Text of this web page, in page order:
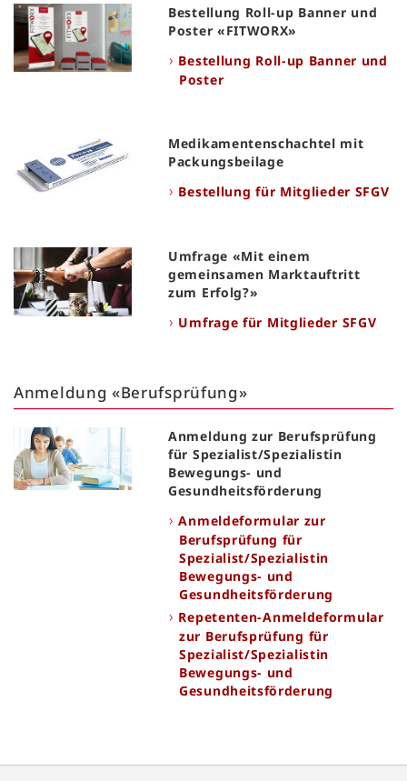
Bestellung Roll-up Banner und
Poster «FITWORX»
Bestellung Roll-up Banner und
Poster
Medikamentenschachtel mit
Packungsbeilage
Bestellung für Mitglieder SFGV
Umfrage «Mit einem
gemeinsamen Marktauftritt
zum Erfolg?»
Umfrage für Mitglieder SFGV
Anmeldung «Berufsprüfung»
Anmeldung zur Berufsprüfung
für Spezialist/Spezialistin
Bewegungs- und
Gesundheitsförderung
Anmeldeformular zur
Berufsprüfung für
Spezialist/Spezialistin
Bewegungs- und
Gesundheitsförderung
Repetenten-Anmeldeformular
zur Berufsprüfung für
Spezialist/Spezialistin
Bewegungs- und
Gesundheitsförderung